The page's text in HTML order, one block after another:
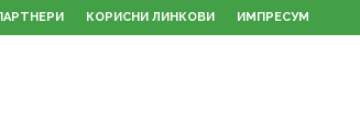
КОРИСНИ ЛИНКОВИ ИМПРЕСУМ